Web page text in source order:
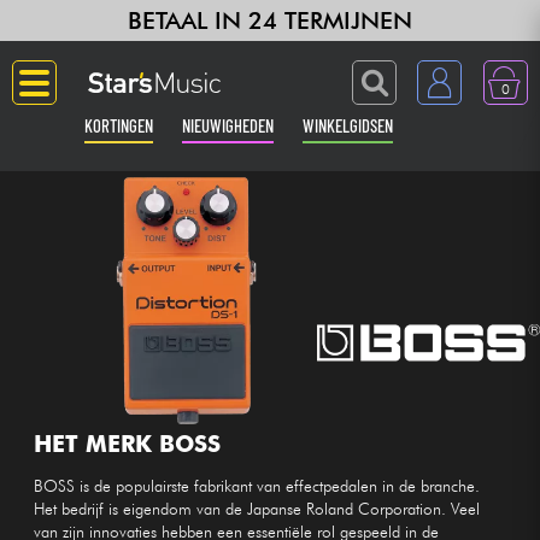
BETAAL IN 24 TERMIJNEN
0
KORTINGEN NIEUWIGHEDEN WINKELGIDSEN
Gitaar & Bas
Versterker & Effecten
Synths & samplers
Home-studio
HET MERK BOSS
BOSS is de populairste fabrikant van effectpedalen in de branche.
Het bedrijf is eigendom van de Japanse Roland Corporation. Veel
van zijn innovaties hebben een essentiële rol gespeeld in de